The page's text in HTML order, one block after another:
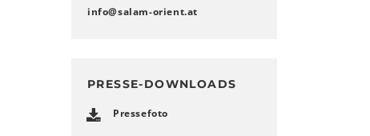
info@salam-orient.at
PRESSE-DOWNLOADS
Pressefoto